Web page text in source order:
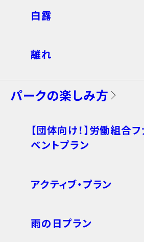
白露
離れ
パークの楽しみ方
【団体向け！】労働組合
ベントプラン
アクティブ・プラン
雨の日プラン